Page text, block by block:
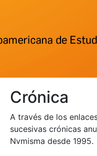
Mostra/Amaga
Mostra/Amaga
Crónica
A través de los
sucesivas crónicas
Nvmisma desde 1995.